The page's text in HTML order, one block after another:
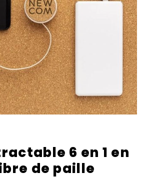
6 en 1 en
de paille